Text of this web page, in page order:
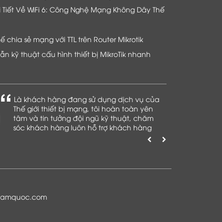
Tiết Về WiFi 6: Công Nghệ Mạng Không Dây Thế
chia sẻ mạng với TTL trên Router Mikrotik
kỹ thuật cấu hình thiết bị MikroTik nhanh
Là khách hàng đang sử dụng dịch vụ của
Thế giới thiết bị mạng, tôi hoàn toàn yên
tâm và tin tưởng đội ngũ kỹ thuật, chăm
sóc khách hàng luôn hỗ trợ khách hàng